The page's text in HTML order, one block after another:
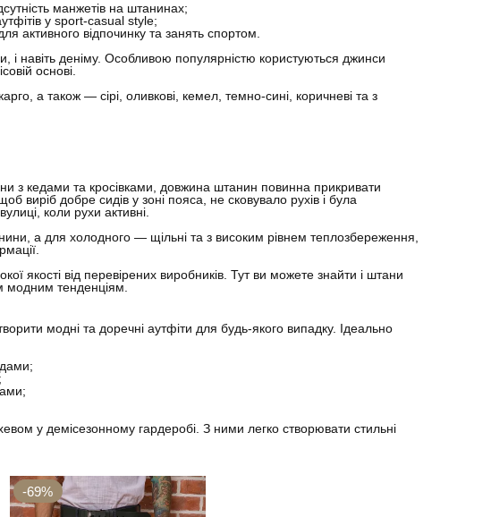
манжетів на штанинах;
у sport-casual style;
активного відпочинку та занять спортом.
і навіть деніму. Особливою популярністю користуються джинси
основі.
а також — сірі, оливкові, кемел, темно-сині, коричневі та з
з кедами та кросівками, довжина штанин повинна прикривати
добре сидів у зоні пояса, не сковувало рухів і була
коли рухи активні.
а для холодного — щільні та з високим рівнем теплозбереження,
якості від перевірених виробників. Тут ви можете знайти і штани
модним тенденціям.
модні та доречні аутфіти для будь-якого випадку. Ідеально
у демісезонному гардеробі. З ними легко створювати стильні
-69%